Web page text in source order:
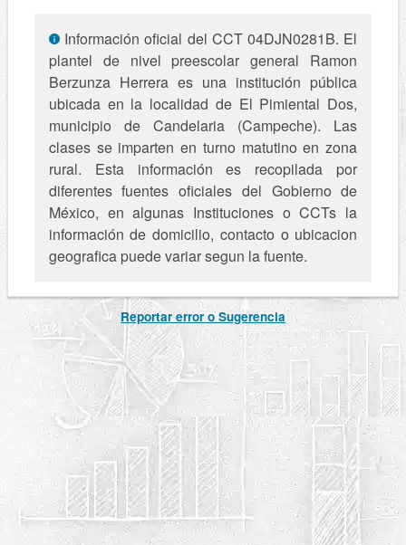
Información oficial del CCT 04DJN0281B. El
plantel de nivel preescolar general Ramon
Berzunza Herrera es una institución pública
ubicada en la localidad de El Pimiental Dos,
municipio de Candelaria (Campeche). Las
clases se imparten en turno matutino en zona
rural. Esta información es recopilada por
diferentes fuentes oficiales del Gobierno de
México, en algunas Instituciones o CCTs la
información de domicilio, contacto o ubicacion
geografica puede variar segun la fuente.
Reportar error o Sugerencia